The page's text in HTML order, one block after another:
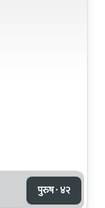
पुरुष · ४२